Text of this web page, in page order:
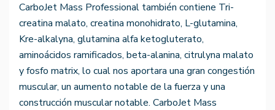
CarboJet Mass Professional también contiene Tri-
creatina malato, creatina monohidrato, L-glutamina,
Kre-alkalyna, glutamina alfa ketogluterato,
aminoácidos ramificados, beta-alanina, citrulyna malato
y fosfo matrix, lo cual nos aportara una gran congestión
muscular, un aumento notable de la fuerza y una
construcción muscular notable. CarboJet Mass